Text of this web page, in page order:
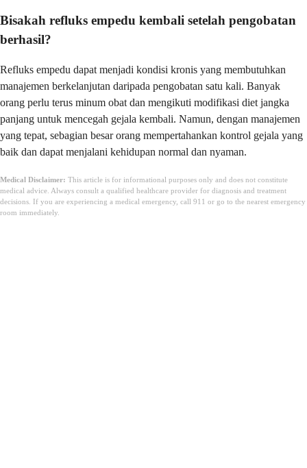
Bisakah refluks empedu kembali setelah pengobatan
berhasil?
Refluks empedu dapat menjadi kondisi kronis yang membutuhkan
manajemen berkelanjutan daripada pengobatan satu kali. Banyak
orang perlu terus minum obat dan mengikuti modifikasi diet jangka
panjang untuk mencegah gejala kembali. Namun, dengan manajemen
yang tepat, sebagian besar orang mempertahankan kontrol gejala yang
baik dan dapat menjalani kehidupan normal dan nyaman.
Medical Disclaimer: This article is for informational purposes only and does not constitute
medical advice. Always consult a qualified healthcare provider for diagnosis and treatment
decisions. If you are experiencing a medical emergency, call 911 or go to the nearest emergency
room immediately.